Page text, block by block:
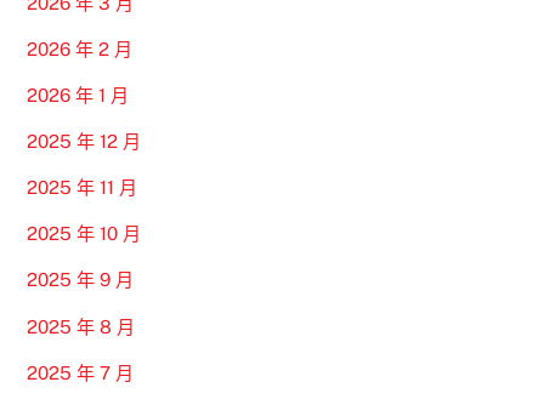
2026 年 2 月
2026 年 1 月
2025 年 12 月
2025 年 11 月
2025 年 10 月
2025 年 9 月
2025 年 8 月
2025 年 7 月